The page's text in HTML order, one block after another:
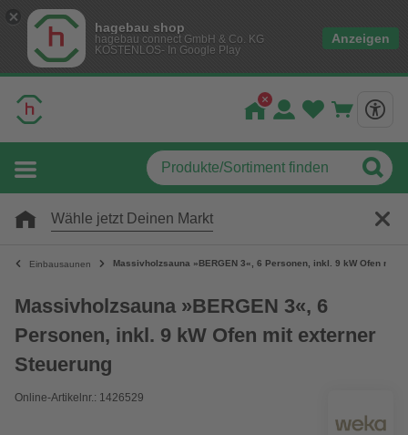
hagebau shop
hagebau connect GmbH & Co. KG
KOSTENLOS- In Google Play
Anzeigen
Wähle jetzt Deinen Markt
Einbausaunen Massivholzsauna »BERGEN 3«, 6 Personen, inkl. 9 kW Ofen mit
Massivholzsauna »BERGEN 3«, 6
Personen, inkl. 9 kW Ofen mit externer
Steuerung
Online-Artikelnr.: 1426529